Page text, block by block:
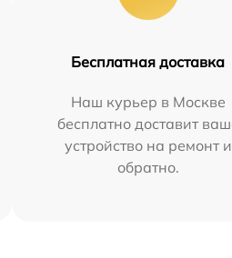
Бесплатная доставка
Наш курьер в Москве
бесплатно доставит
устройство на ремонт и
обратно.